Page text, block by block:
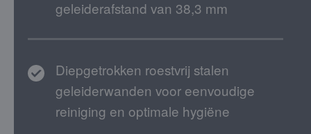
geleiderafstand van 38,3 mm
Diepgetrokken roestvrij stalen
geleiderwanden voor eenvoudige
reiniging en optimale hygiëne